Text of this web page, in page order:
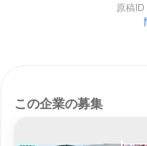
原稿ID
この企業の募集